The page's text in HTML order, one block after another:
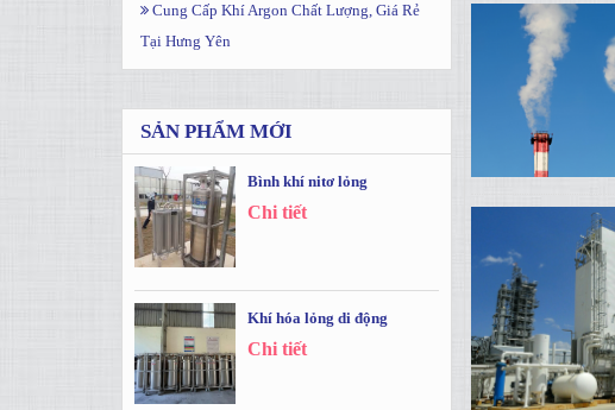
Cung Cấp Khí Argon Chất Lượng, Giá Rẻ
Tại Hưng Yên
SẢN PHẨM MỚI
Bình khí nitơ lỏng
Chi tiết
Khí hóa lỏng di động
Chi tiết